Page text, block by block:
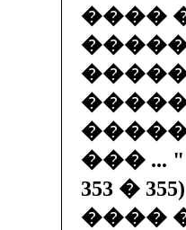
����
��� ...
353 �
����